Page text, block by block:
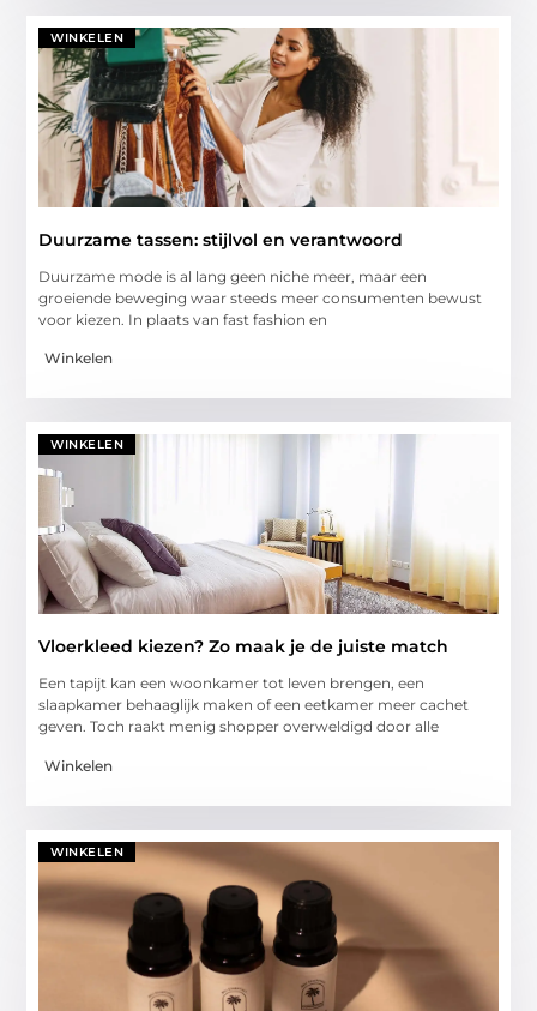
WINKELEN
Duurzame tassen: stijlvol en verantwoord
Duurzame mode is al lang geen niche meer, maar een
groeiende beweging waar steeds meer consumenten bewust
voor kiezen. In plaats van fast fashion en
Winkelen
WINKELEN
Vloerkleed kiezen? Zo maak je de juiste match
Een tapijt kan een woonkamer tot leven brengen, een
slaapkamer behaaglijk maken of een eetkamer meer cachet
geven. Toch raakt menig shopper overweldigd door alle
Winkelen
WINKELEN